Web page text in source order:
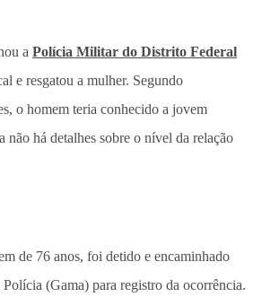
a Polícia Militar do Distrito Federal
e resgatou a mulher. Segundo
o homem teria conhecido a jovem
não há detalhes sobre o nível da relação
de 76 anos, foi detido e encaminhado
Polícia (Gama) para registro da ocorrência.